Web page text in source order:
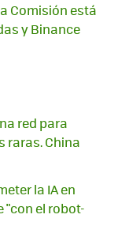
Comisión está
y Binance
red para
raras. China
la IA en
"con el robot-